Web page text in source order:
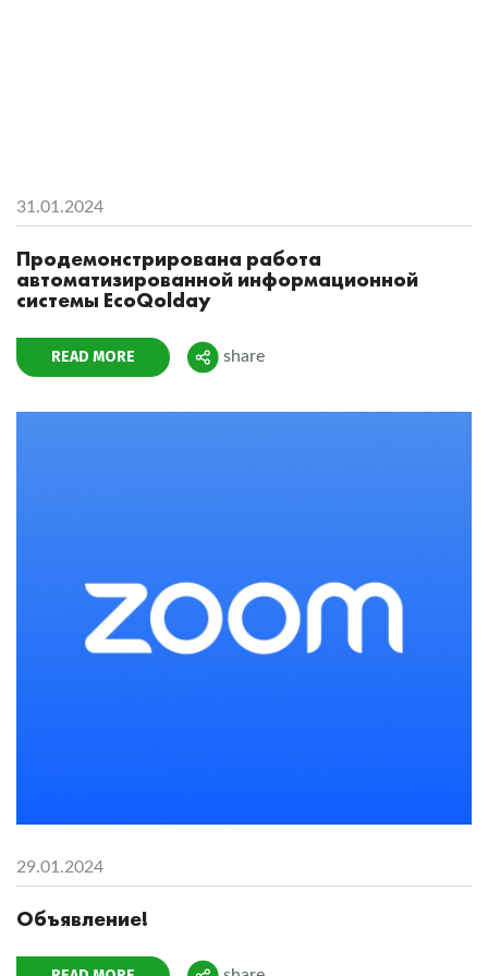
31.01.2024
Продемонстрирована работа
автоматизированной информационной
системы EcoQolday
READ MORE Поделиться
share
29.01.2024
Объявление!